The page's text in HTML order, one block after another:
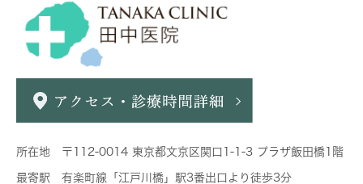
所在地 〒112-0014 東京都文京区関口1-1-3 プラザ飯田橋1階
最寄駅 有楽町線「江戸川橋」駅3番出口より徒歩3分